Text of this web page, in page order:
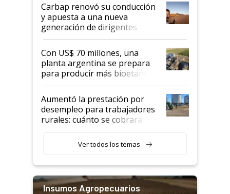
Carbap renovó su conducción
y apuesta a una nueva
generación de dirigentes
rurales
Con US$ 70 millones, una
planta argentina se prepara
para producir más bioetanol
que nunca
Aumentó la prestación por
desempleo para trabajadores
rurales: cuánto se cobrará
Ver todos los temas
Insumos Agropecuarios